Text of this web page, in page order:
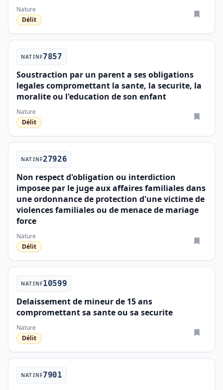
Nature
Délit
NATINF7857
Soustraction par un parent a ses obligations
legales compromettant la sante, la securite, la
moralite ou l'education de son enfant
Nature
Délit
NATINF27926
Non respect d'obligation ou interdiction
imposee par le juge aux affaires familiales dans
une ordonnance de protection d'une victime de
violences familiales ou de menace de mariage
force
Nature
Délit
NATINF10599
Delaissement de mineur de 15 ans
compromettant sa sante ou sa securite
Nature
Délit
NATINF7901